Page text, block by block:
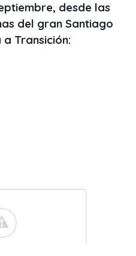
desde las
del gran Santiago
Transición: